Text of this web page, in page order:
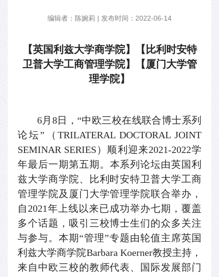
编辑者：陈婉莉 | 发布时间：2022-06-14
【英国利兹大学商学院】
【比利时安特
卫普大学工商管理学院】
【厦门大学管
理学院】
6月 8日， “中欧三校在线联合博士系列
论坛” （ TRILATERAL DOCTORAL JOINT
SEMINAR SERIES ） 顺利迎来2021-2022学
年最后一期第五期 。本系列论坛由英国利
兹大学商学院、比利时安特卫普大学工商
管理学院及厦门大学管理学院联合举办 ，
自 2021年上线以来已成功举办七期，覆盖
多个话题， 吸引三校博士生们的众多关注
与参与。 本期 “管理”专题由轮值主席英国
利兹大学商学院Barbara Koerner教授主持 ，
来自中欧三校的教师代表、国际发展部门